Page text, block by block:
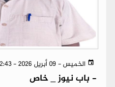
الخميس - 09 أبريل 2026 - 12:43 م بتوقيت عدن
- باب نيوز _ خاص